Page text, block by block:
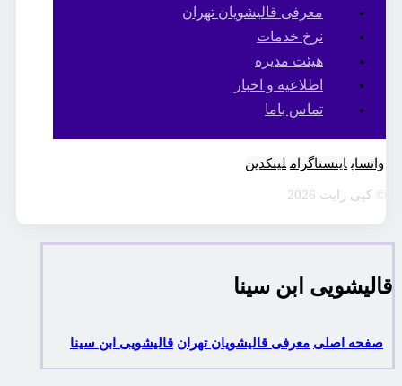
معرفی قالیشویان تهران
نرخ خدمات
هیئت مدیره
اطلاعیه و اخبار
تماس باما
واتساپ اینستاگرام لینکدین
© کپی رایت 2026
قالیشویی ابن سینا
صفحه اصلی معرفی قالیشویان تهران قالیشویی ابن سینا